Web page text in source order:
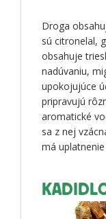
Droga
sú citronelal,
obsahuje
nadúvaniu,
upokojujúce
pripravujú
aromatické
sa z nej
má